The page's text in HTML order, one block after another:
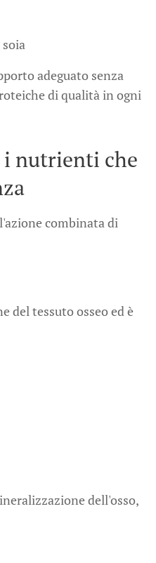
adeguato senza
di qualità in ogni
nutrienti che
combinata di
del tessuto osseo ed è
dell'osso,